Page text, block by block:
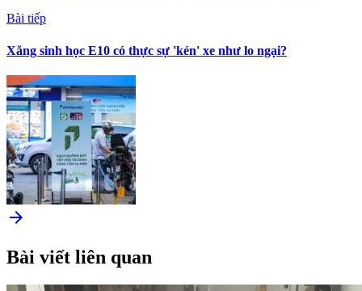
Bài tiếp
Xăng sinh học E10 có thực sự 'kén' xe như lo ngại?
arrow_forward
Bài viết liên quan